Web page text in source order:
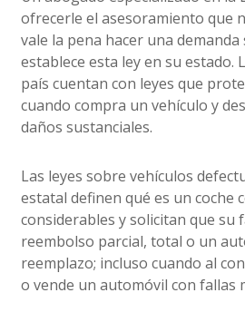
ofrecerle el asesoramiento que
vale la pena hacer una
establece esta ley en su estado.
país cuentan con leyes que
cuando compra un vehículo y
daños sustanciales.
Las leyes sobre vehículos
estatal definen qué es un coche
considerables y solicitan que su
reembolso parcial, total o un
reemplazo; incluso cuando al
o vende un automóvil con fallas